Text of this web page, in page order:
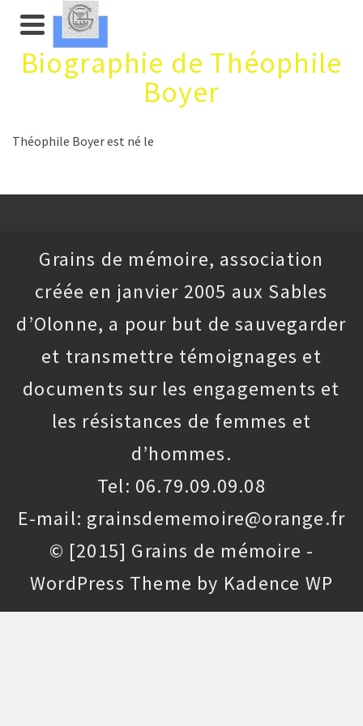
Biographie de Théophile
Boyer
Théophile Boyer est né le
Grains de mémoire, association
créée en janvier 2005 aux Sables
d’Olonne, a pour but de sauvegarder
et transmettre témoignages et
documents sur les engagements et
les résistances de femmes et
d’hommes.
Tel: 06.79.09.09.08
E-mail: grainsdememoire@orange.fr
© [2015] Grains de mémoire -
WordPress Theme by Kadence WP